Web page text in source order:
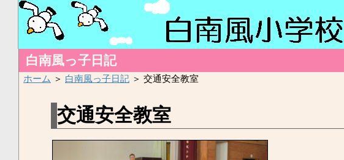
白南風っ子日記
ホーム ＞ 白南風っ子日記 ＞ 交通安全教室
交通安全教室